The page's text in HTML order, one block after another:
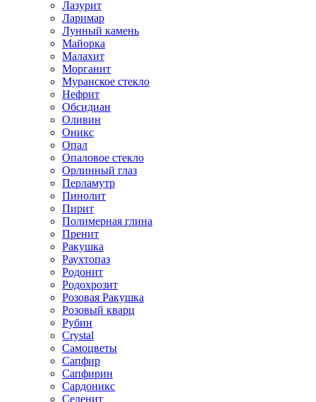
Лазурит
Ларимар
Лунный камень
Майорка
Малахит
Морганит
Муранское стекло
Нефрит
Обсидиан
Оливин
Оникс
Опал
Опаловое стекло
Орлинный глаз
Перламутр
Пинолит
Пирит
Полимерная глина
Пренит
Ракушка
Раухтопаз
Родонит
Родохрозит
Розовая Ракушка
Розовый кварц
Рубин
Сrystal
Самоцветы
Сапфир
Сапфирин
Сардоникс
Селенит